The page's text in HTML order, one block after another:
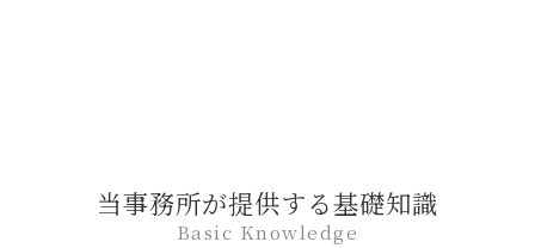
当事務所が提供する基礎知識
Basic Knowledge